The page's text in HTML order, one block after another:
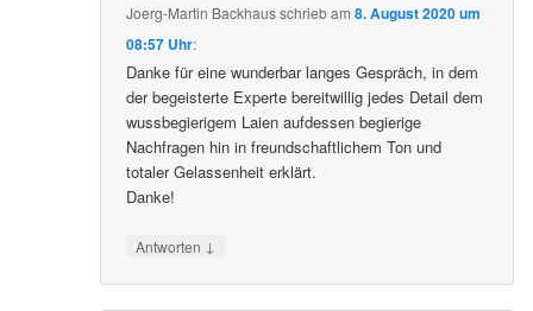
Joerg-Martin Backhausschriebam8. August 2020 um
08:57 Uhr:
Danke für eine wunderbar langes Gespräch, in dem
der begeisterte Experte bereitwillig jedes Detail dem
wussbegierigem Laien aufdessen begierige
Nachfragen hin in freundschaftlichem Ton und
totaler Gelassenheit erklärt.
Danke!
Antworten ↓